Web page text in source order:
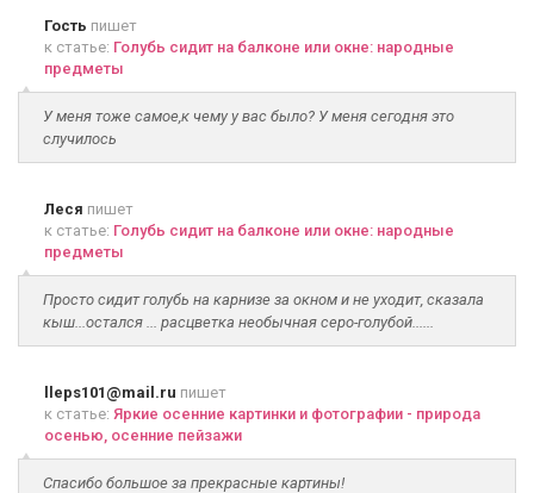
Гость пишет
к статье: Голубь сидит на балконе или окне: народные
предметы
У меня тоже самое,к чему у вас было? У меня сегодня это
случилось
Леся пишет
к статье: Голубь сидит на балконе или окне: народные
предметы
Просто сидит голубь на карнизе за окном и не уходит, сказала
кыш...остался ... расцветка необычная серо-голубой......
lleps101@mail.ru пишет
к статье: Яркие осенние картинки и фотографии - природа
осенью, осенние пейзажи
Спасибо большое за прекрасные картины!